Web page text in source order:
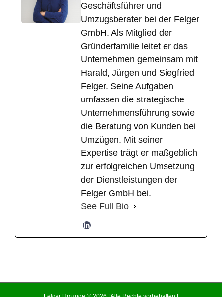
Geschäftsführer und
Umzugsberater bei der Felger
GmbH. Als Mitglied der
Gründerfamilie leitet er das
Unternehmen gemeinsam mit
Harald, Jürgen und Siegfried
Felger. Seine Aufgaben
umfassen die strategische
Unternehmensführung sowie
die Beratung von Kunden bei
Umzügen. Mit seiner
Expertise trägt er maßgeblich
zur erfolgreichen Umsetzung
der Dienstleistungen der
Felger GmbH bei.
See Full Bio